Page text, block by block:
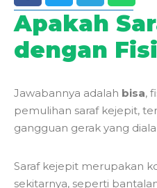
Apakah
dengan
Jawabannya adalah bisa,
pemulihan saraf kejepit,
gangguan gerak yang
Saraf kejepit merupakan
sekitarnya, seperti